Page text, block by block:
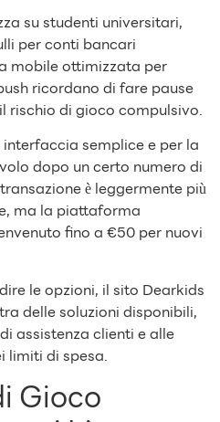
su studenti universitari,
per conti bancari
mobile ottimizzata per
ricordano di fare pause
rischio di gioco compulsivo.
semplice e per la
dopo un certo numero di
è leggermente più
ma la piattaforma
fino a €50 per nuovi
le opzioni, il sito Dearkids
delle soluzioni disponibili,
assistenza clienti e alle
limiti di spesa.
Gioco